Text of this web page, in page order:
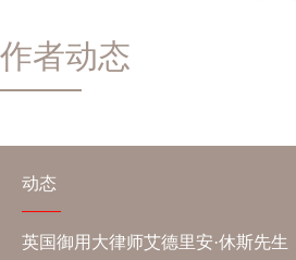
作者动态
动态
英国御用大律师艾德里安·休斯先生